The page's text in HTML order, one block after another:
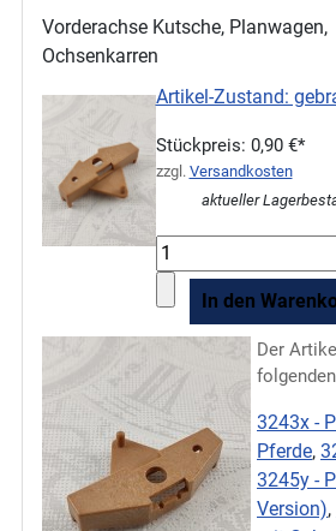
Vorderachse Kutsche, Planwagen,
Ochsenkarren
Artikel-Zustand:
Stückpreis: 0,90 €*
zzgl. Versandkosten
aktueller
Der
3243x -
Pferde,
3245y -
Version),